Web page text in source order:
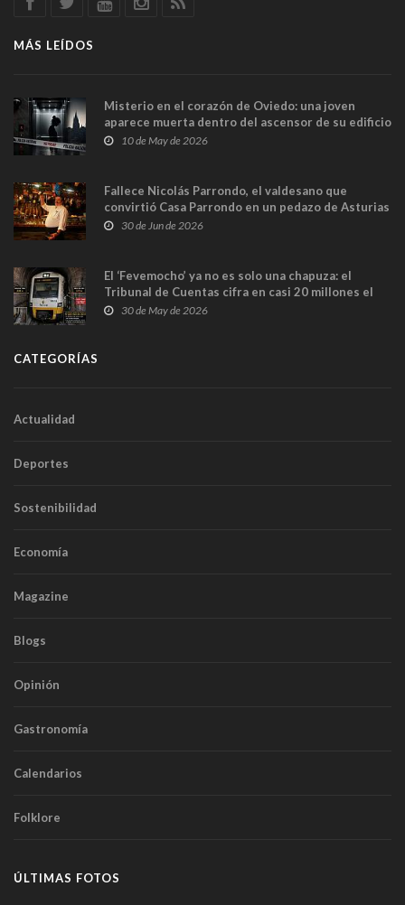
MÁS LEÍDOS
Misterio en el corazón de Oviedo: una joven
aparece muerta dentro del ascensor de su edificio
y las cámaras captan sus últimos minutos
10 de May de 2026
Fallece Nicolás Parrondo, el valdesano que
convirtió Casa Parrondo en un pedazo de Asturias
en Madrid
30 de Jun de 2026
El ‘Fevemocho’ ya no es solo una chapuza: el
Tribunal de Cuentas cifra en casi 20 millones el
sobrecoste de los trenes que no cabían por los
30 de May de 2026
CATEGORÍAS
Actualidad
Deportes
Sostenibilidad
Economía
Magazine
Blogs
Opinión
Gastronomía
Calendarios
Folklore
ÚLTIMAS FOTOS